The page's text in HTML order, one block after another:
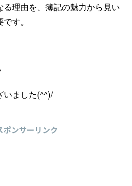
る理由を、簿記の魅力から見い
す。
いました(^^)/
ポンサーリンク